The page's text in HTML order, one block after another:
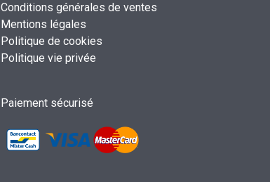
Conditions générales de ventes
Mentions légales
Politique de cookies
Politique vie privée
Paiement sécurisé